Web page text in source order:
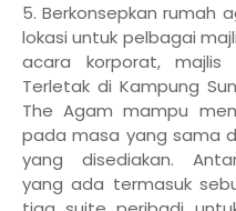
5. Berkonsepkan rumah
lokasi untuk pelbagai
acara korporat,
Terletak di Kampung
The Agam mampu
pada masa yang sama
yang disediakan.
yang ada termasuk